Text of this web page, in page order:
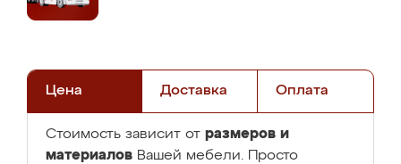
Цена Доставка Оплата
Стоимость зависит от размеров и
материалов Вашей мебели. Просто